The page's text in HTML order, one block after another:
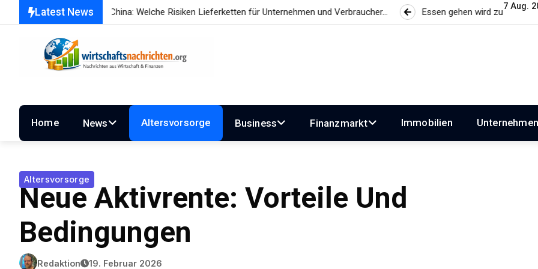
Latest News
China: Welche Risiken Lieferketten für Unternehmen und Verbraucher… Essen gehen wird zum Luxus? Wie Gastronomiepreise
7 Aug.
Home News Altersvorsorge Business Finanzmarkt Immobilien Unternehmen
Altersvorsorge
Neue Aktivrente: Vorteile Und
Bedingungen
Redaktion 19. Februar 2026